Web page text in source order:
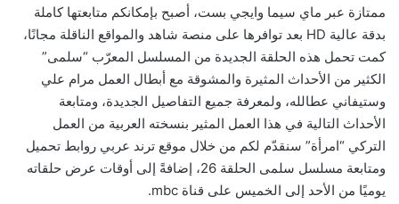
ممتازة عبر ماي سيما وايجي بست، أصبح بإمكانكم متابعتها كاملة
بدقة عالية HD بعد توافرها على منصة شاهد والمواقع الناقلة مجانًا،
كمت تحمل هذه الحلقة الجديدة من المسلسل المعرّب “سلمى”
الكثير من الأحداث المثيرة والمشوقة مع أبطال العمل مرام علي
وستيفاني عطالله، ولمعرفة جميع التفاصيل الجديدة، ومتابعة
الأحداث التالية في هذا العمل المثير بنسخته العربية من العمل
التركي “امرأة” سنقدّم لكم من خلال موقع ترند عربي روابط تحميل
ومتابعة مسلسل سلمى الحلقة 26، إضافةً إلى أوقات عرض حلقاته
يوميًا من الأحد إلى الخميس على قناة mbc.